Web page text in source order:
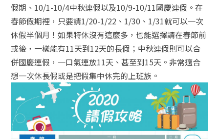
假期、10/1-10/4中秋連假以及10/9-10/11國慶連假。在
春節假期裡，只要請1/20-1/22、1/30、1/31就可以一次
休假半個月！如果特休沒有這麼多，也能選擇請在春節前
或後，一樣能有11天到12天的長假；中秋連假則可以合
併國慶連假，一口氣連放11天、甚至到15天。非常適合
想一次休長假或是把假集中休完的上班族。